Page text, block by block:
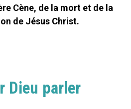
Cène, de la mort et de la
de Jésus Christ.
Dieu parler